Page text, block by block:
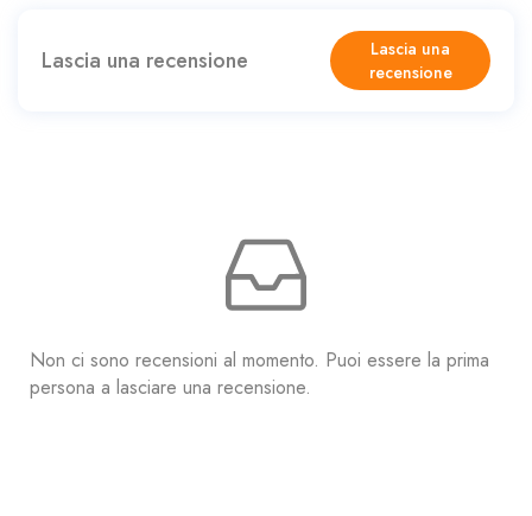
Lascia una recensione
Lascia una
recensione
Non ci sono recensioni al momento. Puoi essere la prima
persona a lasciare una recensione.